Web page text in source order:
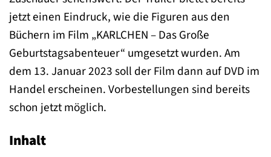
jetzt einen Eindruck, wie die Figuren aus den
Büchern im Film „KARLCHEN – Das Große
Geburtstagsabenteuer“ umgesetzt wurden. Am
dem 13. Januar 2023 soll der Film dann auf DVD im
Handel erscheinen. Vorbestellungen sind bereits
schon jetzt möglich.
Inhalt